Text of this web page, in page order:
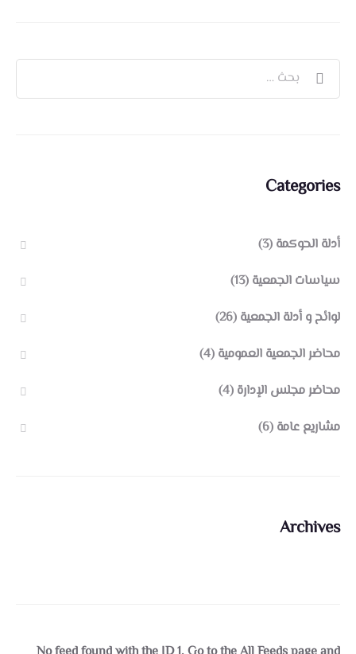
Categories
أدلة الحوكمة (3)
سياسات الجمعية (13)
لوائح و أدلة الجمعية (26)
محاضر الجمعية العمومية (4)
محاضر مجلس الإدارة (4)
مشاريع عامة (6)
Archives